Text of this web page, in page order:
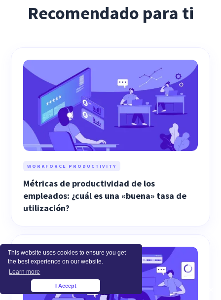
This website uses cookies to ensure you get
the best experience on our website.
Learn more
I Accept
Recomendado para ti
WORKFORCE PRODUCTIVITY
Métricas de productividad de los
empleados: ¿cuál es una «buena» tasa de
utilización?